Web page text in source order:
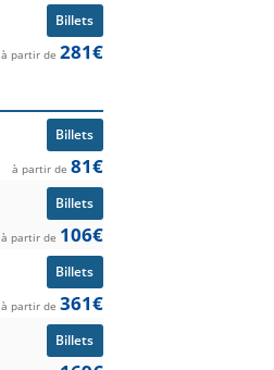
Billets
à partir de 281€
Billets
à partir de 81€
Billets
à partir de 106€
Billets
à partir de 361€
Billets